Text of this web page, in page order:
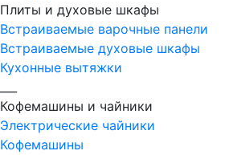
Плиты и духовые шкафы
Встраиваемые варочные панели
Встраиваемые духовые шкафы
Кухонные вытяжки
Кофемашины и чайники
Электрические чайники
Кофемашины